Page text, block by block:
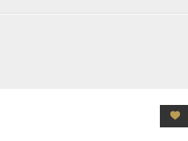
nouveau panorama sur la mer
pour les œuvres d’art
plus remarquables du Japon se
Dans des jeux de lumière
Turrell ou Claude Monet, parmi